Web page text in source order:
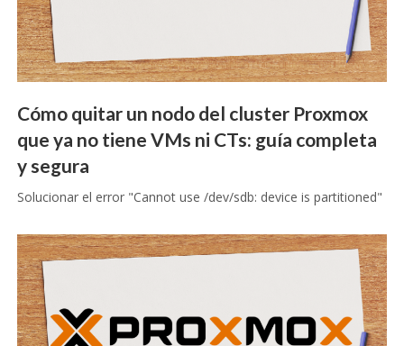
Cómo quitar un nodo del cluster Proxmox
que ya no tiene VMs ni CTs: guía completa
y segura
Solucionar el error "Cannot use /dev/sdb: device is partitioned"